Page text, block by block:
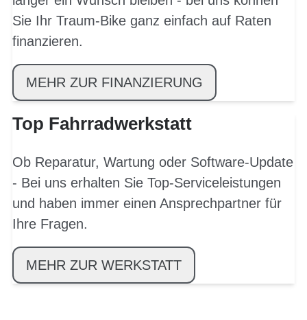
Sie Ihr Traum-Bike ganz einfach auf Raten
finanzieren.
MEHR ZUR FINANZIERUNG
Top Fahrradwerkstatt
Ob Reparatur, Wartung oder Software-Update
- Bei uns erhalten Sie Top-Serviceleistungen
und haben immer einen Ansprechpartner für
Ihre Fragen.
MEHR ZUR WERKSTATT